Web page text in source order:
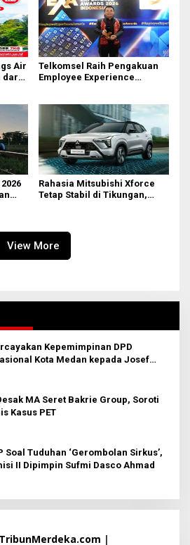
Air
dari
Telkomsel Raih Pengakuan
Employee Experience
Rahasia Mitsubishi Xforce
Tetap Stabil di Tikungan,
View More
Kepemimpinan DPD
Kota Medan kepada Josef
MA Seret Bakrie Group, Soroti
Kasus PET
Soal Tuduhan ‘Gerombolan Sirkus’,
II Dipimpin Sufmi Dasco Ahmad
TribunMerdeka.com |